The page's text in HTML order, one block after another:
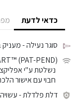
כדאי לדעת
סוגר נעילה- מעניק
(PAT-PEND)
נשלטת ע"י
חבוי עם אישור
דלת פלדלת-